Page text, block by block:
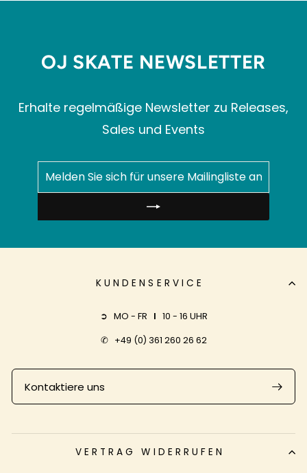
OJ SKATE NEWSLETTER
Erhalte regelmäßige Newsletter zu Releases,
Sales und Events
SIE
SICH
FÜR
UNSERE
KUNDENSERVICE
➲ MO - FR I 10 - 16 UHR
✆ +49 (0) 361 260 26 62
Kontaktiere uns
VERTRAG WIDERRUFEN